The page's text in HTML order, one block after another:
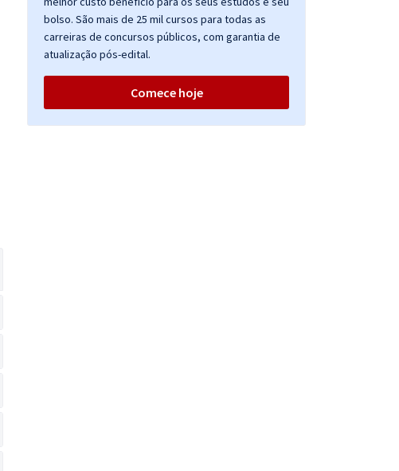
bolso. São mais de 25 mil cursos para todas as
carreiras de concursos públicos, com garantia de
atualização pós-edital.
Comece hoje